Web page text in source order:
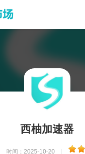
西柚加速器
时间：2025-10-20